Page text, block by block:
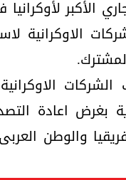
الأكبر
الاوكرانية
بغرض اعادة
فى افريقيا والوطن